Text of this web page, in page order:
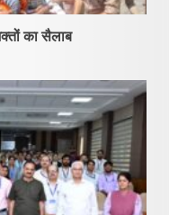
का सैलाब